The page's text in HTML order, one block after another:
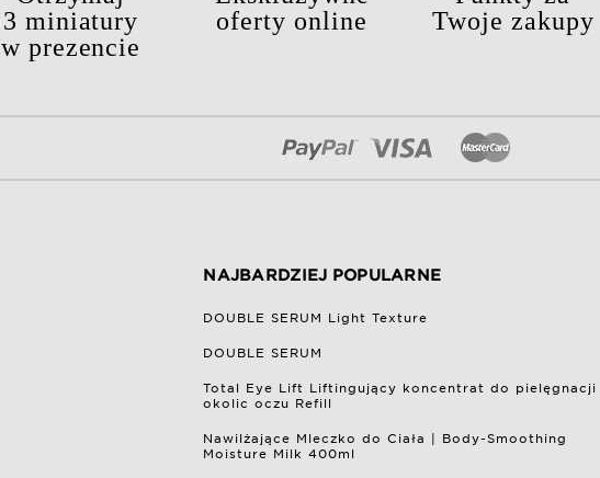
3 miniatury
w prezencie
oferty online
Twoje zakupy
NAJBARDZIEJ POPULARNE
DOUBLE SERUM Light Texture
DOUBLE SERUM
Total Eye Lift Liftingujący koncentrat do pielęgnacji
okolic oczu Refill
Nawilżające Mleczko do Ciała | Body-Smoothing
Moisture Milk 400ml